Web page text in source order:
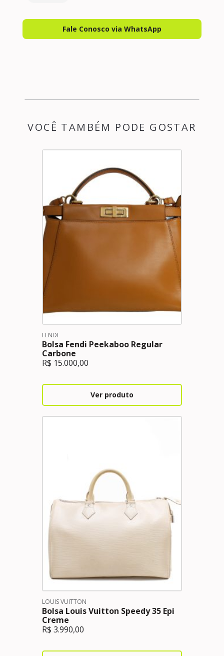
Fale Conosco via WhatsApp
VOCÊ TAMBÉM PODE GOSTAR
FENDI
Bolsa Fendi Peekaboo Regular
Carbone
R$ 15.000,00
Ver produto
LOUIS VUITTON
Bolsa Louis Vuitton Speedy 35 Epi
Creme
R$ 3.990,00